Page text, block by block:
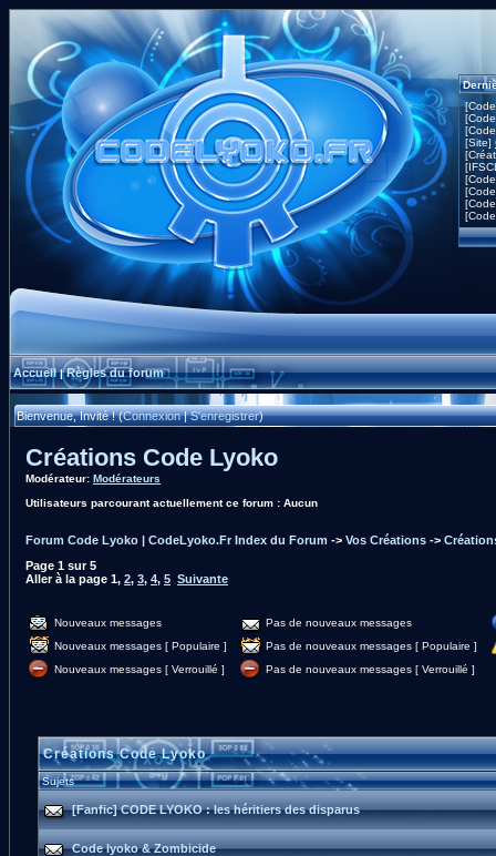
[Site]
Accueil|Règles du forum
Bienvenue, Invité ! (Connexion|S'enregistrer)
Créations Code Lyoko
Modérateur: Modérateurs
Utilisateurs parcourant actuellement ce forum : Aucun
Forum Code Lyoko | CodeLyoko.Fr Index du Forum -> Vos Créations ->
Page 1 sur5
Aller à la page 1, 2, 3, 4, 5 Suivante
Nouveaux messages
Pas de nouveaux messages
Nouveaux messages [ Populaire ]
Pas de nouveaux messages [ Populaire ]
Nouveaux messages [ Verrouillé ]
Pas de nouveaux messages [ Verrouillé ]
Créations Code Lyoko
Sujets
[Fanfic] CODE LYOKO : les héritiers des disparus
Code lyoko & Zombicide